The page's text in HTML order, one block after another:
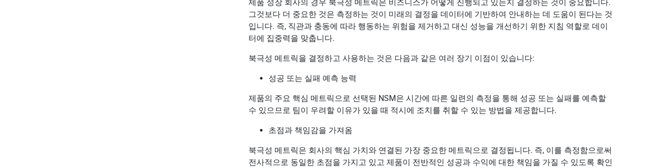
제품 성장 회사의 경우 북극성 메트릭은 비즈니스가 어떻게 진행되고 있는지 결정하는 것이 중요합니다.
그것보다 더 중요한 것은 측정하는 것이 미래의 결정을 데이터에 기반하여 안내하는 데 도움이 된다는 것
입니다. 즉, 직관과 충동에 따라 행동하는 위험을 제거하고 대신 성능을 개선하기 위한 지침 역할로 데이
터에 집중력을 맞춥니다.
북극성 메트릭을 결정하고 사용하는 것은 다음과 같은 여러 장기 이점이 있습니다:
성공 또는 실패 예측 능력
제품의 주요 핵심 메트릭으로 선택된 NSM은 시간에 따른 일련의 측정을 통해 성공 또는 실패를 예측할
수 있으므로 팀이 우려할 이유가 있을 때 적시에 조치를 취할 수 있는 방법을 제공합니다.
초점과 책임감을 가져옴
북극성 메트릭은 회사의 핵심 가치와 연결된 가장 중요한 메트릭으로 결정됩니다. 즉, 이를 측정함으로써
전사적으로 동일한 초점을 가지고 있고 제품이 전반적인 성공과 수익에 대한 책임을 가질 수 있도록 확인